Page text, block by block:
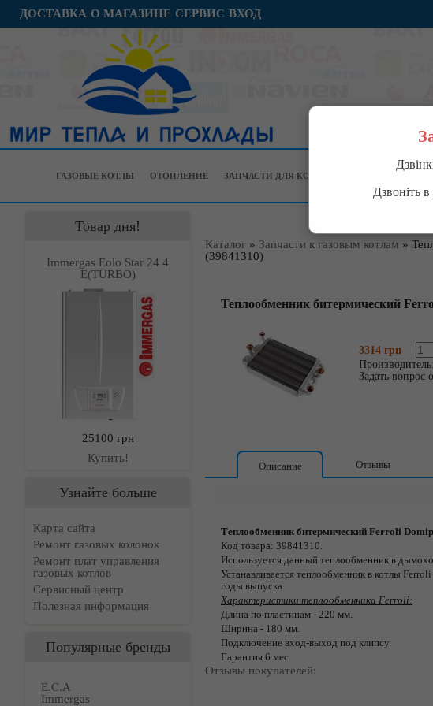
ДОСТАВКА О МАГАЗИНЕ СЕРВИС ВХОД
ГАЗОВЫЕ КОТЛЫ ОТОПЛЕНИЕ ЗАПЧАСТИ ДЛЯ КОТЛОВ
Товар дня!
Immergas Eolo Star 24 4
Е(TURBO)
25100 грн
Купить!
Узнайте больше
Карта сайта
Ремонт газовых колонок
Ремонт плат управления
газовых котлов
Сервисный центр
Полезная информация
Популярные бренды
E.C.A
Immergas
Каталог » Запчасти к газовым котлам »
(39841310)
Теплообменник битермический
3314 грн
Производитель:
Задать вопрос
Описание Отзывы
Теплообменник битермический Ferroli
Код товара: 39841310.
Используется данный теплообменник в
Устанавливается теплообменник в котлы
годы выпуска.
Характеристики теплообменника Ferroli:
Длина по пластинам - 220 мм.
Ширина - 180 мм.
Подключение вход-выход под клипсу.
Гарантия 6 мес.
Отзывы покупателей:
Дзвоніть